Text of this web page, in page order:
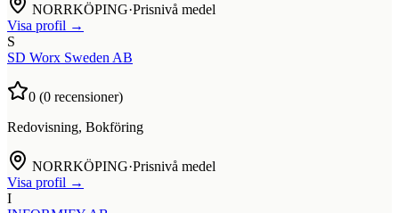
NORRKÖPING·Prisnivå medel
Visa profil →
S
SD Worx Sweden AB
0 (0 recensioner)
Redovisning, Bokföring
NORRKÖPING·Prisnivå medel
Visa profil →
I